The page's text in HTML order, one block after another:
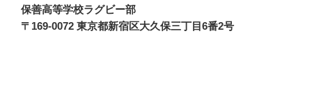
保善高等学校ラグビー部
〒169-0072 東京都新宿区大久保三丁目6番2号